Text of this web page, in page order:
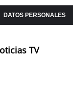
DATOS PERSONALES
TV